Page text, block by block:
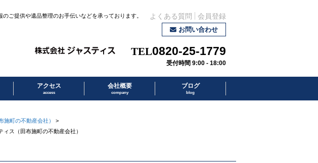
ご提供や遺品整理のお手伝いなどを承っております。 よくある質問
会員登録
お問い合わせ
0820-25-1779
受付時間 9:00 - 18:00
アクセス
access
会社概要
company
ブログ
blog
町の不動産会社）
>
ス（田布施町の不動産会社）